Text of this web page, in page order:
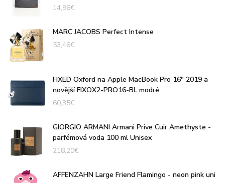
14,96€
MARC JACOBS Perfect Intense
53,46€
FIXED Oxford na Apple MacBook Pro 16" 2019 a
novější FIXOX2-PRO16-BL modré
60,35€
GIORGIO ARMANI Armani Prive Cuir Amethyste -
parfémová voda 100 ml Unisex
218,20€
AFFENZAHN Large Friend Flamingo - neon pink uni